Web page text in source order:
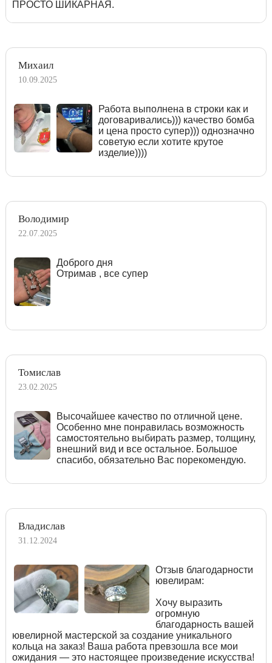
ПРОСТО ШИКАРНАЯ.
Михаил
10.09.2025
Работа выполнена в строки как и
договаривались))) качество бомба
и цена просто супер))) однозначно
советую если хотите крутое
изделие))))
Володимир
22.07.2025
Доброго дня
Отримав , все супер
Томислав
23.02.2025
Высочайшее качество по отличной цене.
Особенно мне понравилась возможность
самостоятельно выбирать размер, толщину,
внешний вид и все остальное. Большое
спасибо, обязательно Вас порекомендую.
Владислав
31.12.2024
Отзыв благодарности
ювелирам:
Хочу выразить
огромную
благодарность вашей
ювелирной мастерской за создание уникального
кольца на заказ! Ваша работа превзошла все мои
ожидания — это настоящее произведение искусства!